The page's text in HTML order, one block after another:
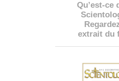
Qu’est-ce
extrait du